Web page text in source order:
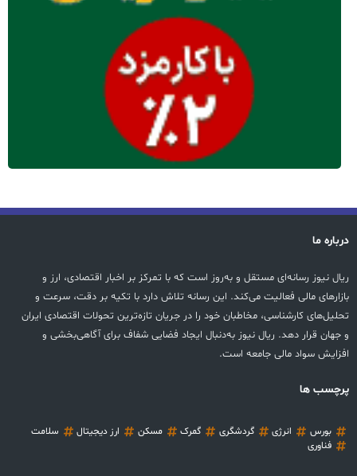
درباره ما
ریال نیوز رسانه‌ای مستقل و به‌روز است که با تمرکز بر اخبار اقتصادی، ارز و
بازارهای مالی فعالیت می‌کند. این رسانه تلاش دارد با تکیه بر دقت، سرعت و
تحلیل‌های کارشناسی، مخاطبان خود را در جریان تازه‌ترین تحولات اقتصادی ایران
و جهان قرار دهد. ریال نیوز به‌دنبال ایجاد فضایی شفاف برای آگاهی‌بخشی و
افزایش سواد مالی جامعه است.
پرچسب ها
بورس انرژی گردشگری گمرک مسکن ارز دیجیتال
سلامت
فناوری